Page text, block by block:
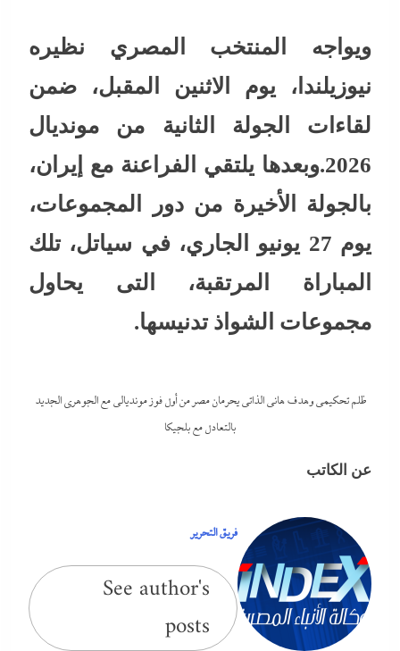
ويواجه المنتخب المصري نظيره
نيوزيلندا، يوم الاثنين المقبل، ضمن
لقاءات الجولة الثانية من مونديال
2026.وبعدها يلتقي الفراعنة مع إيران،
بالجولة الأخيرة من دور المجموعات،
يوم 27 يونيو الجاري، في سياتل، تلك
المباراة المرتقبة، التى يحاول
مجموعات الشواذ تدنيسها.
ظلم تحكيمى وهدف هانى الذاتى يحرمان مصر من أول فوز مونديالى مع الجوهري الجديد
بالتعادل مع بلجيكا
عن الكاتب
فريق التحرير
See author's
posts